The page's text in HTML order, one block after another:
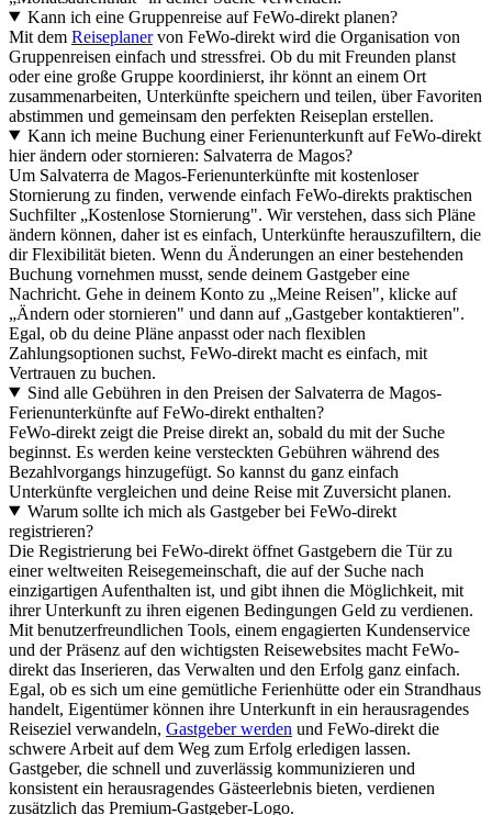
Kann ich eine Gruppenreise auf FeWo-direkt planen?
Mit dem Reiseplanervon FeWo-direkt wird die Organisation von
Gruppenreisen einfach und stressfrei. Ob du mit Freunden planst
oder eine große Gruppe koordinierst, ihr könnt an einem Ort
zusammenarbeiten, Unterkünfte speichern und teilen, über Favoriten
abstimmen und gemeinsam den perfekten Reiseplan erstellen.
Kann ich meine Buchung einer Ferienunterkunft auf FeWo-direkt
hier ändern oder stornieren: Salvaterra de Magos?
Um Salvaterra de Magos-Ferienunterkünfte mit kostenloser
Stornierung zu finden, verwende einfach FeWo-direkts praktischen
Suchfilter „Kostenlose Stornierung". Wir verstehen, dass sich Pläne
ändern können, daher ist es einfach, Unterkünfte herauszufiltern, die
dir Flexibilität bieten. Wenn du Änderungen an einer bestehenden
Buchung vornehmen musst, sende deinem Gastgeber eine
Nachricht. Gehe in deinem Konto zu „Meine Reisen", klicke auf
„Ändern oder stornieren" und dann auf „Gastgeber kontaktieren".
Egal, ob du deine Pläne anpasst oder nach flexiblen
Zahlungsoptionen suchst, FeWo-direkt macht es einfach, mit
Vertrauen zu buchen.
Sind alle Gebühren in den Preisen der Salvaterra de Magos-
Ferienunterkünfte auf FeWo-direkt enthalten?
FeWo-direkt zeigt die Preise direkt an, sobald du mit der Suche
beginnst. Es werden keine versteckten Gebühren während des
Bezahlvorgangs hinzugefügt. So kannst du ganz einfach
Unterkünfte vergleichen und deine Reise mit Zuversicht planen.
Warum sollte ich mich als Gastgeber bei FeWo-direkt
registrieren?
Die Registrierung bei FeWo-direkt öffnet Gastgebern die Tür zu
einer weltweiten Reisegemeinschaft, die auf der Suche nach
einzigartigen Aufenthalten ist, und gibt ihnen die Möglichkeit, mit
ihrer Unterkunft zu ihren eigenen Bedingungen Geld zu verdienen.
Mit benutzerfreundlichen Tools, einem engagierten Kundenservice
und der Präsenz auf den wichtigsten Reisewebsites macht FeWo-
direkt das Inserieren, das Verwalten und den Erfolg ganz einfach.
Egal, ob es sich um eine gemütliche Ferienhütte oder ein Strandhaus
handelt, Eigentümer können ihre Unterkunft in ein herausragendes
Reiseziel verwandeln, Gastgeber werden und FeWo-direkt die
schwere Arbeit auf dem Weg zum Erfolg erledigen lassen.
Gastgeber, die schnell und zuverlässig kommunizieren und
konsistent ein herausragendes Gästeerlebnis bieten, verdienen
zusätzlich das Premium-Gastgeber-Logo.